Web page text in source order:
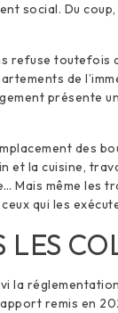
social. Du
refuse toutefois
de
présente
des
et la cuisine,
Mais même les
qui les
la
remis en